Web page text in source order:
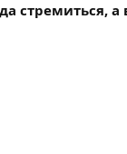
стремиться,